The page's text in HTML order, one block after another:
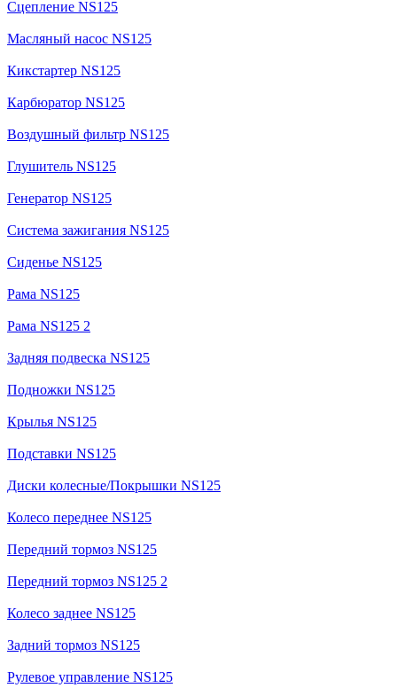
Сцепление NS125
Масляный насос NS125
Кикстартер NS125
Карбюратор NS125
Воздушный фильтр NS125
Глушитель NS125
Генератор NS125
Система зажигания NS125
Сиденье NS125
Рама NS125
Рама NS125 2
Задняя подвеска NS125
Подножки NS125
Крылья NS125
Подставки NS125
Диски колесные/Покрышки NS125
Колесо переднее NS125
Передний тормоз NS125
Передний тормоз NS125 2
Колесо заднее NS125
Задний тормоз NS125
Рулевое управление NS125